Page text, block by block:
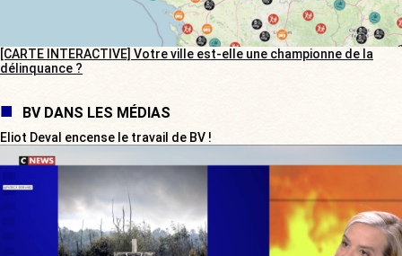
[CARTE INTERACTIVE] Votre ville est-elle une championne de la
délinquance ?
BV DANS LES MÉDIAS
Eliot Deval encense le travail de BV !